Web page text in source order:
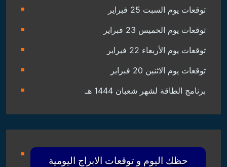
توقعات يوم السبت 25 فبراير
توقعات يوم الخميس 23 فبراير
توقعات يوم الأربعاء 22 فبراير
توقعات يوم الاثنين 20 فبراير
برنامج الطاقة لشهر شعبان 1444 هـ
حظك اليوم و توقعات الابراج اليومية